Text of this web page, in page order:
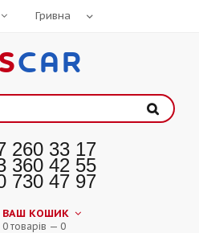
CAR
260 33 17
360 42 55
730 47 97
ВАШ КОШИК
0 товарів — 0